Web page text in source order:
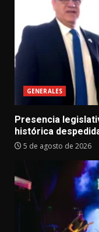
GENERALES
Presencia
histórica
5 de agosto de 2026